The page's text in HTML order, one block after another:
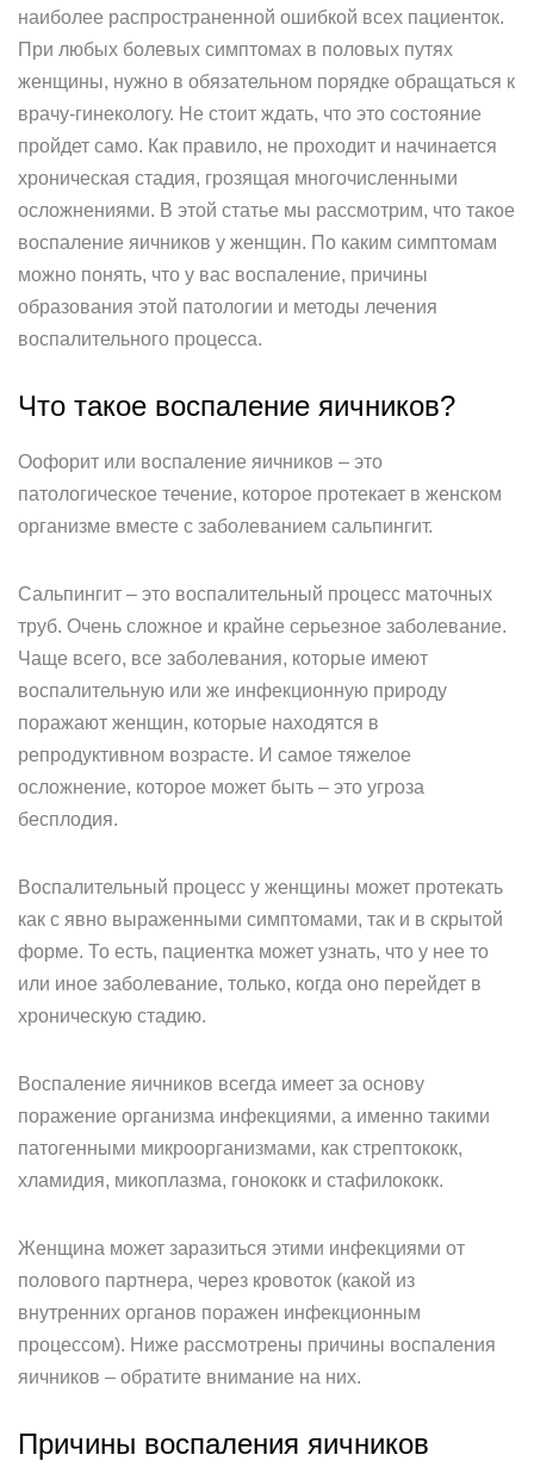
наиболее распространенной ошибкой всех пациенток.
При любых болевых симптомах в половых путях
женщины, нужно в обязательном порядке обращаться к
врачу-гинекологу. Не стоит ждать, что это состояние
пройдет само. Как правило, не проходит и начинается
хроническая стадия, грозящая многочисленными
осложнениями. В этой статье мы рассмотрим, что такое
воспаление яичников у женщин. По каким симптомам
можно понять, что у вас воспаление, причины
образования этой патологии и методы лечения
воспалительного процесса.
Что такое воспаление яичников?
Оофорит или воспаление яичников – это
патологическое течение, которое протекает в женском
организме вместе с заболеванием сальпингит.
Сальпингит – это воспалительный процесс маточных
труб. Очень сложное и крайне серьезное заболевание.
Чаще всего, все заболевания, которые имеют
воспалительную или же инфекционную природу
поражают женщин, которые находятся в
репродуктивном возрасте. И самое тяжелое
осложнение, которое может быть – это угроза
бесплодия.
Воспалительный процесс у женщины может протекать
как с явно выраженными симптомами, так и в скрытой
форме. То есть, пациентка может узнать, что у нее то
или иное заболевание, только, когда оно перейдет в
хроническую стадию.
Воспаление яичников всегда имеет за основу
поражение организма инфекциями, а именно такими
патогенными микроорганизмами, как стрептококк,
хламидия, микоплазма, гонококк и стафилококк.
Женщина может заразиться этими инфекциями от
полового партнера, через кровоток (какой из
внутренних органов поражен инфекционным
процессом). Ниже рассмотрены причины воспаления
яичников – обратите внимание на них.
Причины воспаления яичников